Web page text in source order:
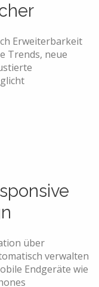
Erweiterbarkeit
Trends, neue
über
verwalten
Endgeräte wie